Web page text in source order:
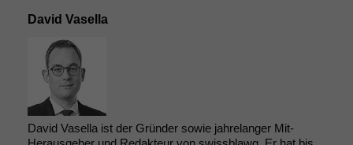
David Vasella
David Vasella ist der Gründer sowie jahrelanger Mit-